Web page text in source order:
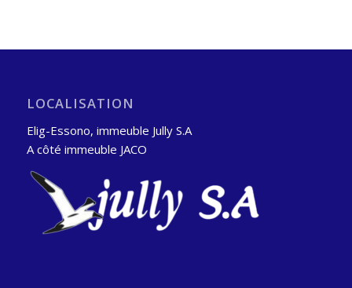
LOCALISATION
Elig-Essono, immeuble Jully S.A
A côté immeuble JACO